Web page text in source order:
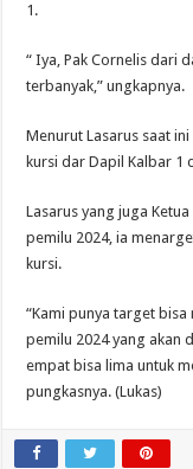
1.
“ Iya, Pak Cornelis dari
terbanyak,” ungkapnya.
Menurut Lasarus saat
kursi dar Dapil Kalbar 1
Lasarus yang juga
pemilu 2024, ia
kursi.
“Kami punya target
pemilu 2024 yang akan
empat bisa lima untuk
pungkasnya. (Lukas)